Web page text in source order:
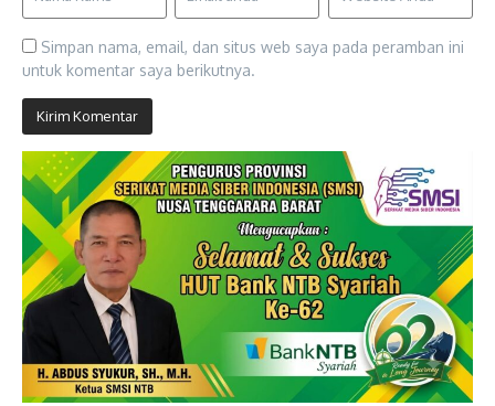
Simpan nama, email, dan situs web saya pada peramban ini
untuk komentar saya berikutnya.